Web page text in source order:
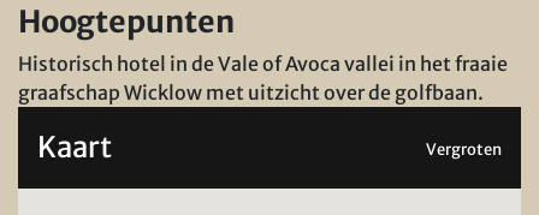
Hoogtepunten
Historisch hotel in de Vale of Avoca vallei in het fraaie
graafschap Wicklow met uitzicht over de golfbaan.
Kaart Vergroten